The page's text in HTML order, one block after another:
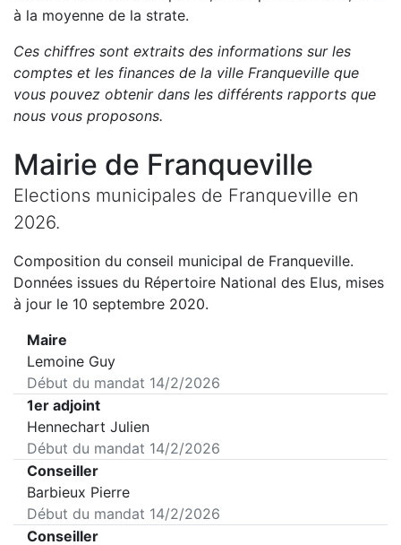
à la moyenne de la strate.
Ces chiffres sont extraits des informations sur les
comptes et les finances de la ville Franqueville que
vous pouvez obtenir dans les différents rapports que
nous vous proposons.
Mairie de Franqueville
Elections municipales de Franqueville en
2026.
Composition du conseil municipal de Franqueville.
Données issues du Répertoire National des Elus, mises
à jour le 10 septembre 2020.
Maire
Lemoine Guy
Début du mandat 14/2/2026
1er adjoint
Hennechart Julien
Début du mandat 14/2/2026
Conseiller
Barbieux Pierre
Début du mandat 14/2/2026
Conseiller